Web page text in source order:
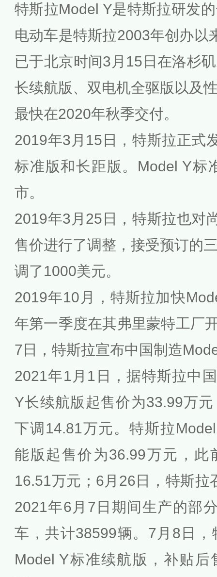
特斯拉Model Y是特斯拉研发
电动车是特斯拉2003年创办以
已于北京时间3月15日在洛杉
长续航版、双电机全驱版以及
最快在2020年秋季交付。
2019年3月15日，特斯拉正式
标准版和长距版。Model Y标
市。
2019年3月25日，特斯拉也对
售价进行了调整，接受预订的
调了1000美元。
2019年10月，特斯拉加快
年第一季度在其弗里蒙特工厂
7日，特斯拉宣布中国制造
2021年1月1日，据特斯拉中
Y长续航版起售价为33.99万
下调14.81万元。特斯拉
能版起售价为36.99万元，此
16.51万元；6月26日，特斯拉
2021年6月7日期间生产的部
车，共计38599辆。7月8日
Model Y标准续航版，补贴后